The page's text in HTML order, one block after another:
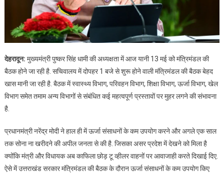
देहरादून: मुख्यमंत्री पुष्कर सिंह धामी की अध्यक्षता में आज यानी 13 मई को मंत्रिमंडल की
बैठक होने जा रही है. सचिवालय में दोपहर 1 बजे से शुरू होने वाली मंत्रिमंडल की बैठक बेहद
खास मानी जा रही है. बैठक में स्वास्थ्य विभाग, परिवहन विभाग, शिक्षा विभाग, ऊर्जा विभाग, खेल
विभाग समेत तमाम अन्य विभागों से संबंधित कई महत्वपूर्ण प्रस्तावों पर मुहर लगने की संभावना
है.
प्रधानमंत्री नरेंद्र मोदी ने हाल ही में ऊर्जा संसाधनों के कम उपयोग करने और अगले एक साल
तक सोना ना खरीदने की अपील जनता से की है. जिसका असर प्रदेश में देखने को मिला है
क्योंकि मंत्री और विधायक अब काफिला छोड़ टू व्हीलर वाहनों पर आवाजाही करते दिखाई दिए.
ऐसे में उत्तराखंड सरकार मंत्रिमंडल की बैठक के दौरान ऊर्जा संसाधनों के कम उपयोग किए